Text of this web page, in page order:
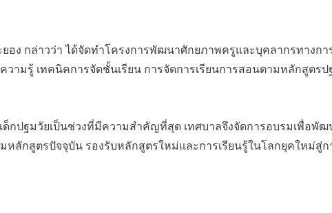
กล่าวว่า ได้จัดทำโครงการพัฒนาศักยภาพครูและบุคลากรทางการ
ามรู้ เทคนิคการจัดชั้นเรียน การจัดการเรียนการสอนตามหลักสูตรป
กปฐมวัยเป็นช่วงที่มีความสำคัญที่สุด เทศบาลจึงจัดการอบรมเพื่อ
ลักสูตรปัจจุบัน รองรับหลักสูตรใหม่และการเรียนรู้ในโลกยุคใหม่สู่